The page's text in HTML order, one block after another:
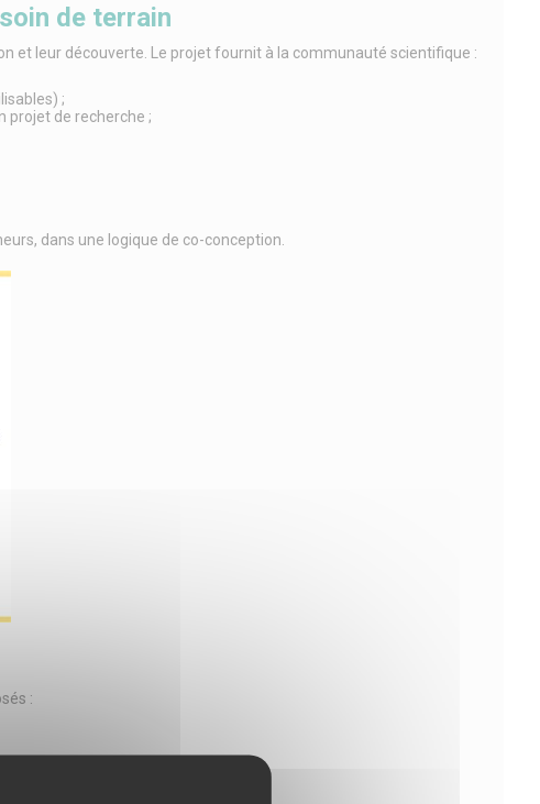
de terrain
et leur découverte. Le projet fournit à la communauté scientifique :
;
projet de recherche ;
dans une logique de co-conception.
:
;